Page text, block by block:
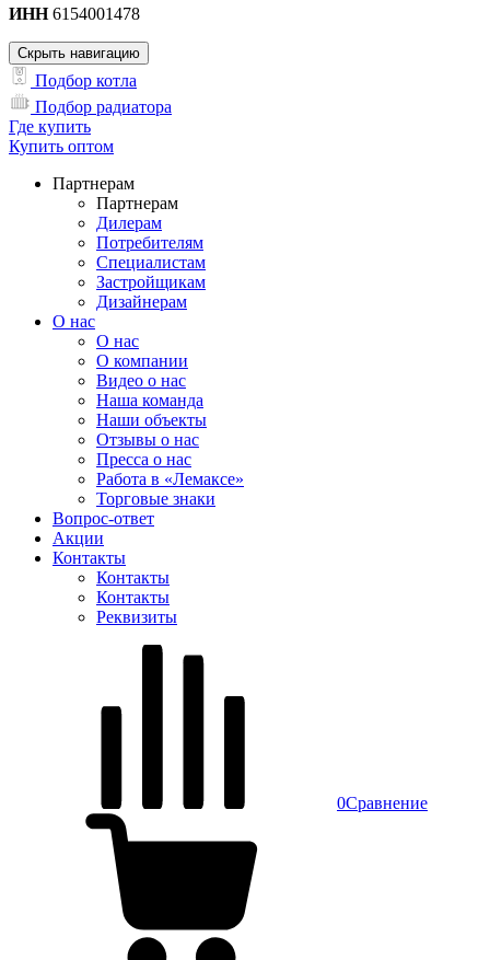
ИНН6154001478
Скрыть навигацию
Подбор котла
Подбор радиатора
Где купить
Купить оптом
Партнерам
Партнерам
Дилерам
Потребителям
Специалистам
Застройщикам
Дизайнерам
О нас
О нас
О компании
Видео о нас
Наша команда
Наши объекты
Отзывы о нас
Пресса о нас
Работа в «Лемаксе»
Торговые знаки
Вопрос-ответ
Акции
Контакты
Контакты
Контакты
Реквизиты
0Сравнение